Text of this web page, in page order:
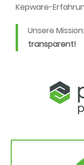
Kepware-
Unsere
transparent!